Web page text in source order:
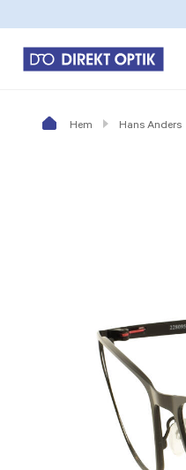
Hem Hans Anders